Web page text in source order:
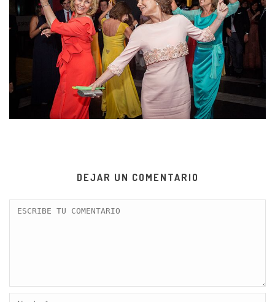
DEJAR UN COMENTARIO